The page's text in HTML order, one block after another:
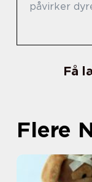
påvirker
Få
Flere